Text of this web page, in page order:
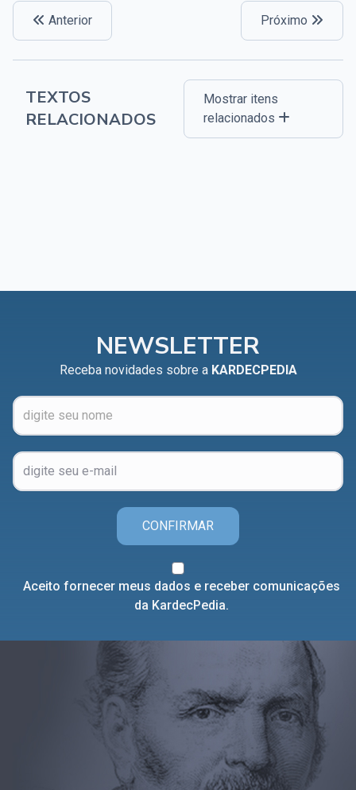
Anterior Próximo
TEXTOS
RELACIONADOS
Mostrar itens
relacionados
NEWSLETTER
Receba novidades sobre a KARDECPEDIA
CONFIRMAR
Aceito fornecer meus dados e receber comunicações
da KardecPedia.